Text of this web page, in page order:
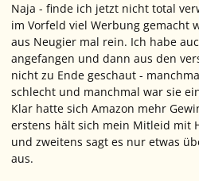
Naja - finde ich jetzt nicht total
im Vorfeld viel Werbung gemacht
aus Neugier mal rein. Ich habe
angefangen und dann aus den
nicht zu Ende geschaut -
schlecht und manchmal war sie
Klar hatte sich Amazon mehr
erstens hält sich mein Mitleid mit
und zweitens sagt es nur etwas
aus.